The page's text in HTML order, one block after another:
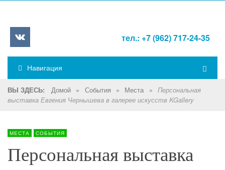
тел.: +7 (962) 717-24-35
Навигация
ВЫ ЗДЕСЬ: Домой » События » Места »
Персональная
выставка Евгения Чернышева в галерее искусств KGallery
МЕСТА СОБЫТИЯ
Персональная выставка